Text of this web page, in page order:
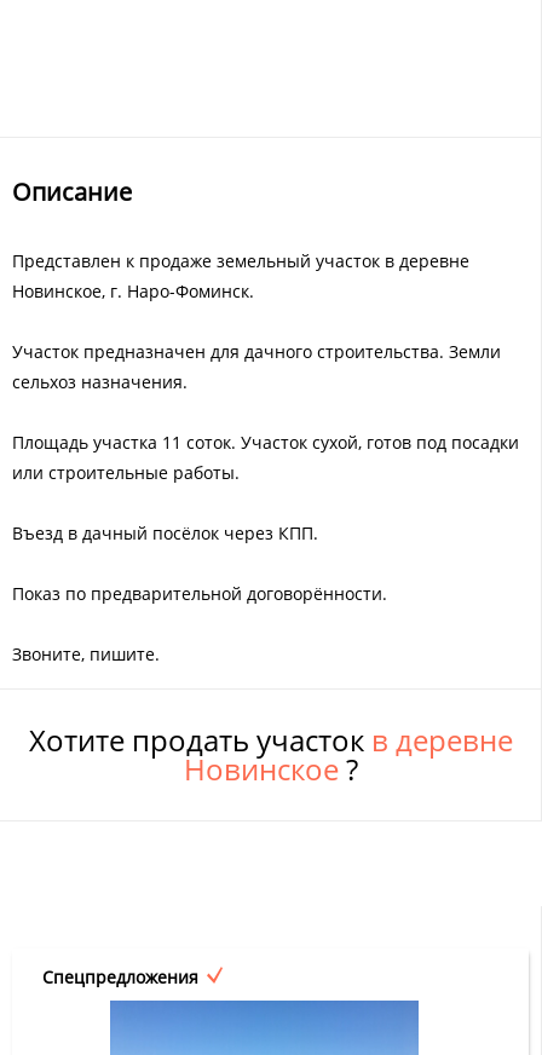
Описание
Представлен к продаже земельный участок в деревне
Новинское, г. Наро-Фоминск.
Участок предназначен для дачного строительства. Земли
сельхоз назначения.
Площадь участка 11 соток. Участок сухой, готов под посадки
или строительные работы.
Въезд в дачный посёлок через КПП.
Показ по предварительной договорённости.
Звоните, пишите.
Хотите продать участок в деревне
Новинское?
Спецпредложения